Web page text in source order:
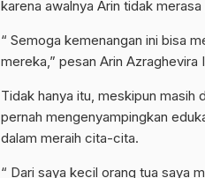
karena awalnya Arin tidak
“ Semoga kemenangan ini bisa
mereka,” pesan Arin Azraghevira
Tidak hanya itu, meskipun masih
pernah mengenyampingkan
dalam meraih cita-cita.
“ Dari saya kecil orang tua saya